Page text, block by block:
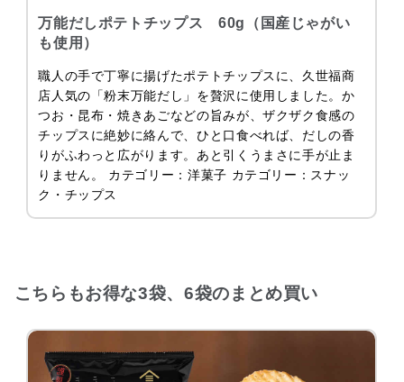
万能だしポテトチップス 60g（国産じゃがい
も使用）
職人の手で丁寧に揚げたポテトチップスに、久世福商
店人気の「粉末万能だし」を贅沢に使用しました。か
つお・昆布・焼きあごなどの旨みが、ザクザク食感の
チップスに絶妙に絡んで、ひと口食べれば、だしの香
りがふわっと広がります。あと引くうまさに手が止ま
りません。 カテゴリー：洋菓子 カテゴリー：スナッ
ク・チップス
こちらもお得な3袋、6袋のまとめ買い